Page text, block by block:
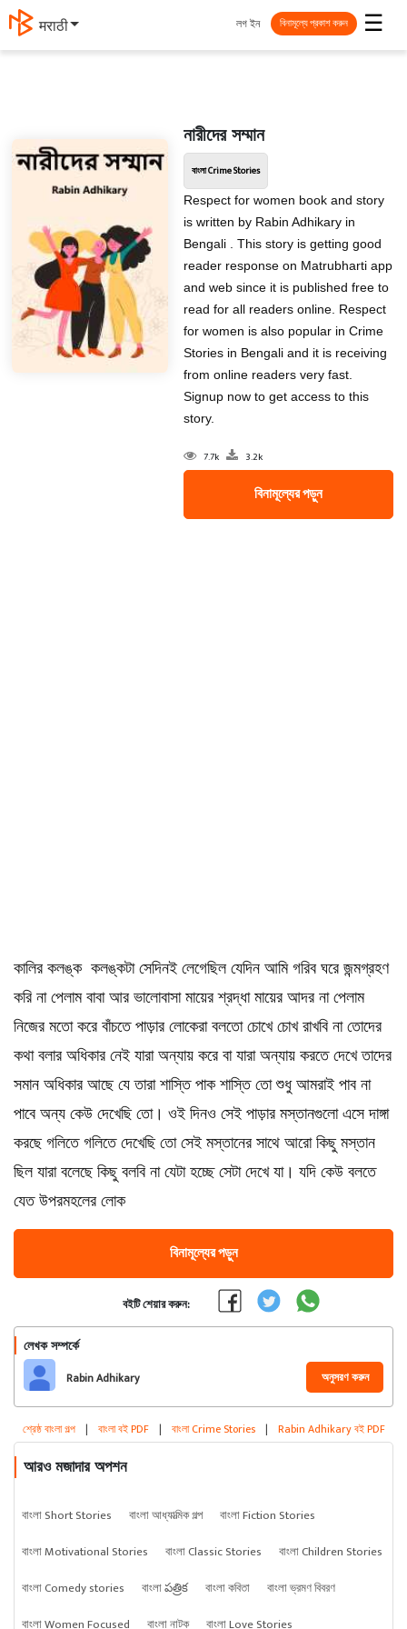
मराठी ☰
লগ ইন বিনামূল্যে প্রকাশ করুন
নারীদের সম্মান
বাংলা Crime Stories
Respect for women book and story
is written by Rabin Adhikary in
Bengali . This story is getting good
reader response on Matrubharti app
and web since it is published free to
read for all readers online. Respect
for women is also popular in Crime
Stories in Bengali and it is receiving
from online readers very fast.
Signup now to get access to this
story.
7.7k 3.2k
বিনামূল্যের পড়ুন
কালির কলঙ্ক কলঙ্কটা সেদিনই লেগেছিল যেদিন আমি গরিব ঘরে জন্মগ্রহণ
করি না পেলাম বাবা আর ভালোবাসা মায়ের শ্রদ্ধা মায়ের আদর না পেলাম
নিজের মতো করে বাঁচতে পাড়ার লোকেরা বলতো চোখে চোখ রাখবি না তোদের
কথা বলার অধিকার নেই যারা অন্যায় করে বা যারা অন্যায় করতে দেখে তাদের
সমান অধিকার আছে যে তারা শাস্তি পাক শাস্তি তো শুধু আমরাই পাব না
পাবে অন্য কেউ দেখেছি তো। ওই দিনও সেই পাড়ার মস্তানগুলো এসে দাঙ্গা
করছে গলিতে গলিতে দেখেছি তো সেই মস্তানের সাথে আরো কিছু মস্তান
ছিল যারা বলেছে কিছু বলবি না যেটা হচ্ছে সেটা দেখে যা। যদি কেউ বলতে
যেত উপরমহলের লোক
বিনামূল্যের পড়ুন
বইটি শেয়ার করুন:
লেখক সম্পর্কে
Rabin Adhikary অনুসরণ করুন
শ্রেষ্ঠ বাংলা গল্প | বাংলা বই PDF | বাংলা Crime Stories | Rabin Adhikary বই PDF
আরও মজাদার অপশন
বাংলা Short Stories বাংলা আধ্যাত্মিক গল্প
বাংলা Fiction Stories
বাংলা Motivational Stories
বাংলা Classic Stories
বাংলা Children Stories
বাংলা Comedy stories
বাংলা పత్రిక বাংলা কবিতা
বাংলা ভ্রমণ বিবরণ
বাংলা Women Focused
বাংলা নাটক বাংলা Love Stories